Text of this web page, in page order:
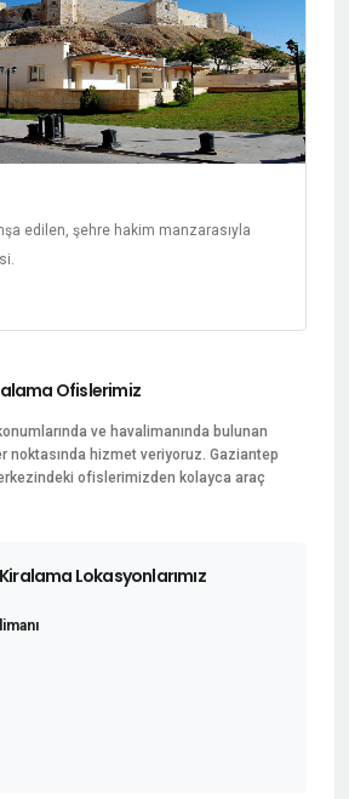
edilen, şehre hakim manzarasıyla
Ofislerimiz
ve havalimanında bulunan
noktasında hizmet veriyoruz. Gaziantep
ofislerimizden kolayca araç
Lokasyonlarımız